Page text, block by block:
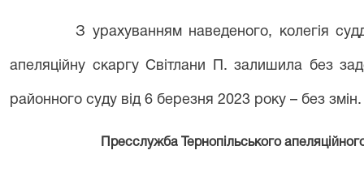
З урахуванням наведеного, колегія
апеляційну скаргу Світлани П. залишила без
районного суду від 6 березня 2023 року – без змін.
Пресслужба Тернопільського